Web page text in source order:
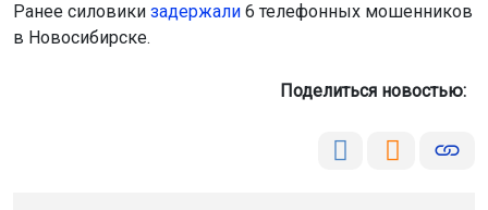
Ранее силовики задержали 6 телефонных мошенников
в Новосибирске.
Поделиться новостью: